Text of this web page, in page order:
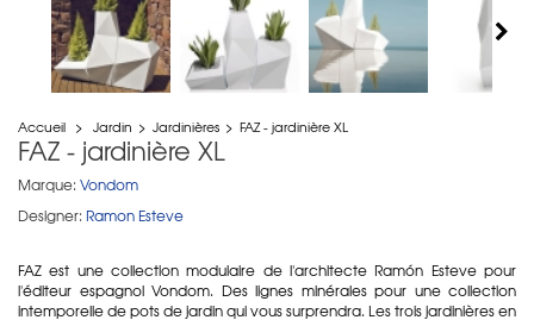
Accueil > Jardin > Jardinières > FAZ - jardinière XL
FAZ - jardinière XL
Marque: Vondom
Designer: Ramon Esteve
FAZ est une collection modulaire de l'architecte Ramón Esteve pour
l'éditeur espagnol Vondom. Des lignes minérales pour une collection
intemporelle de pots de jardin qui vous surprendra. Les trois jardinières en